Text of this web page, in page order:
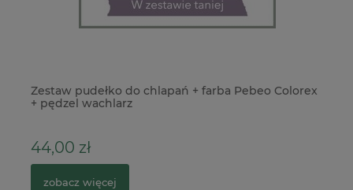
Zestaw pudełko do chlapań + farba Pebeo Colorex
+ pędzel wachlarz
44,00 zł
zobacz więcej